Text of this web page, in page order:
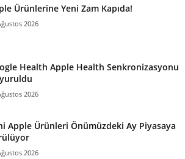
Ürünlerine Yeni Zam Kapıda!
2026
Health Apple Health Senkronizasyonu
2026
Apple Ürünleri Önümüzdeki Ay Piyasaya
2026